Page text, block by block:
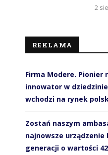
2
REKLAMA
Firma Modere. Pionier
innowator w
wchodzi na rynek
Zostań naszym
najnowsze urządzenie
generacji o wartości